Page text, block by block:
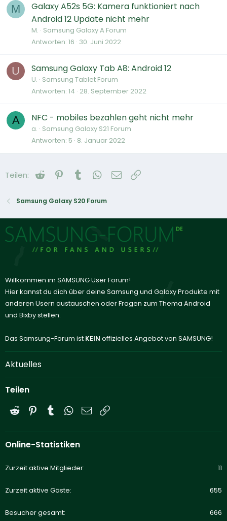
M
Galaxy A52s 5G: Kamera funktioniert nach
Android 12 Update nicht mehr
M. Samsung Galaxy A Forum
Antworten 16 30. Juni 2022
U Samsung Galaxy Tab A8: Android 12
U. Samsung Tablet Forum
Antworten 14 28. September 2022
A NFC - mobiles bezahlen geht nicht mehr
a. Samsung Galaxy S21 Forum
Antworten 5 8. Januar 2022
Teilen: Reddit Pinterest
Tumblr WhatsApp
E-Mail
Samsung Galaxy S20 Forum
Willkommen im SAMSUNG User Forum!
Hier kannst du dich über deine Samsung und Galaxy Produkte mit
anderen Usern austauschen oder Fragen zum Thema Android
und Bixby stellen.
Das Samsung-Forum ist KEIN offizielles Angebot von SAMSUNG!
Aktuelles
Teilen
Reddit PinterestTumblrWhatsApp
E-Mail
Online-Statistiken
Zurzeit aktive Mitglieder 11
Zurzeit aktive Gäste 655
Besucher gesamt 666